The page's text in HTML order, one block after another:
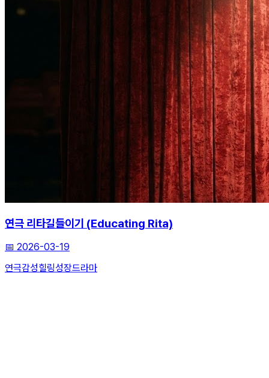
연극 리타길들이기 (Educating Rita)
📅 2026-03-19
연극감성힐링성장드라마